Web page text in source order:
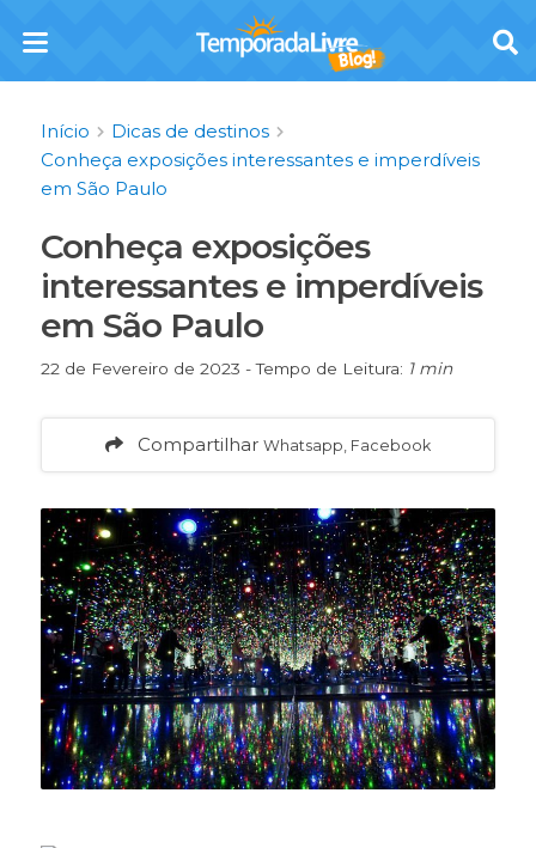
Início
Dicas de destinos
Conheça exposições interessantes e imperdíveis
em São Paulo
Conheça exposições
interessantes e imperdíveis
em São Paulo
22 de Fevereiro de 2023 - Tempo de Leitura: 1 min
Compartilhar Whatsapp, Facebook